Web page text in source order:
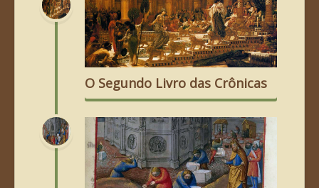
O Segundo Livro das Crônicas